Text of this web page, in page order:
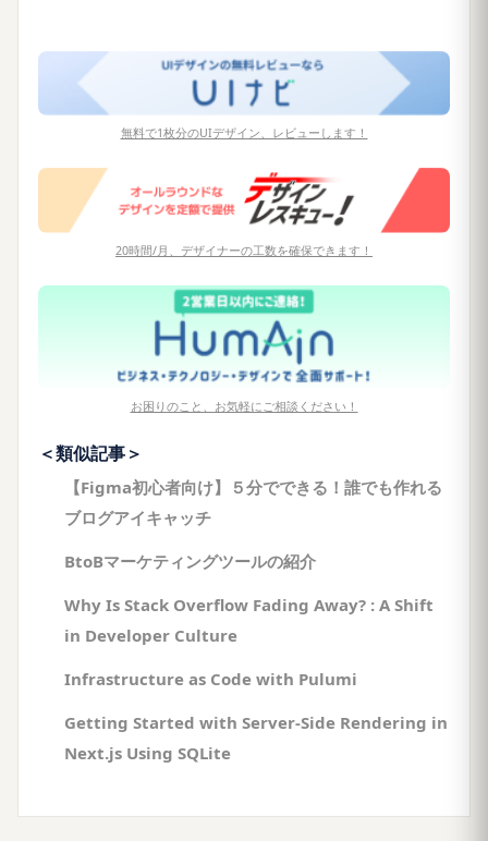
無料で1枚分のUIデザイン、レビューします！
20時間/月、デザイナーの工数を確保できます！
お困りのこと、お気軽にご相談ください！
＜類似記事＞
【Figma初心者向け】５分でできる！誰でも作れる
ブログアイキャッチ
BtoBマーケティングツールの紹介
Why Is Stack Overflow Fading Away? : A Shift
in Developer Culture
Infrastructure as Code with Pulumi
Getting Started with Server-Side Rendering in
Next.js Using SQLite